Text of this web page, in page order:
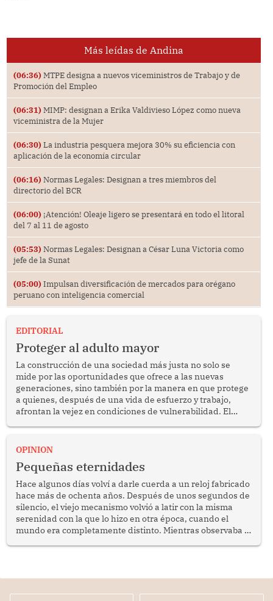
Más leídas de Andina
(06:36) MTPE designa a nuevos viceministros de Trabajo y de
Promoción del Empleo
(06:31) MIMP: designan a Erika Valdivieso López como nueva
viceministra de la Mujer
(06:30) La industria pesquera mejora 30% su eficiencia con
aplicación de la economía circular
(06:16) Normas Legales: Designan a tres miembros del
directorio del BCR
(06:00) ¡Atención! Oleaje ligero se presentará en todo el litoral
del 7 al 11 de agosto
(05:53) Normas Legales: Designan a César Luna Victoria como
jefe de la Sunat
(05:00) Impulsan diversificación de mercados para orégano
peruano con inteligencia comercial
EDITORIAL
Proteger al adulto mayor
La construcción de una sociedad más justa no solo se
mide por las oportunidades que ofrece a las nuevas
generaciones, sino también por la manera en que protege
a quienes, después de una vida de esfuerzo y trabajo,
afrontan la vejez en condiciones de vulnerabilidad. El
bimestrales el subsidio que reciben los beneficiarios del
reflexionar sobre la importancia de fortalecer las políticas
públicas dirigidas a los adultos mayores en pobreza.
OPINION
Pequeñas eternidades
Hace algunos días volví a darle cuerda a un reloj fabricado
hace más de ochenta años. Después de unos segundos de
silencio, el viejo mecanismo volvió a latir con la misma
serenidad con la que lo hizo en otra época, cuando el
mundo era completamente distinto. Mientras observaba el